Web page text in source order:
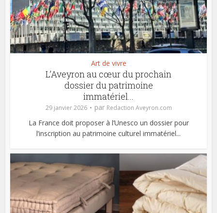
Art de vivre
L’Aveyron au cœur du prochain
dossier du patrimoine
immatériel...
29 janvier 2026 par Redaction Aveyron.com
La France doit proposer à l’Unesco un dossier pour
l’inscription au patrimoine culturel immatériel...